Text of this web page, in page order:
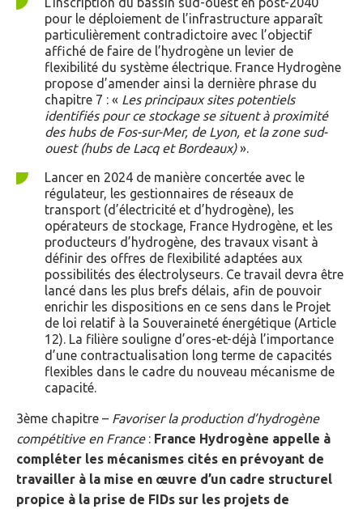
pour le déploiement de l’infrastructure apparaît
particulièrement contradictoire avec l’objectif
affiché de faire de l’hydrogène un levier de
flexibilité du système électrique. France Hydrogène
propose d’amender ainsi la dernière phrase du
chapitre 7 : « Les principaux sites potentiels
identifiés pour ce stockage se situent à proximité
des hubs de Fos-sur-Mer, de Lyon, et la zone sud-
ouest (hubs de Lacq et Bordeaux)».
Lancer en 2024 de manière concertée avec le
régulateur, les gestionnaires de réseaux de
transport (d’électricité et d’hydrogène), les
opérateurs de stockage, France Hydrogène, et les
producteurs d’hydrogène, des travaux visant à
définir des offres de flexibilité adaptées aux
possibilités des électrolyseurs. Ce travail devra être
lancé dans les plus brefs délais, afin de pouvoir
enrichir les dispositions en ce sens dans le Projet
de loi relatif à la Souveraineté énergétique (Article
12). La filière souligne d’ores-et-déjà l’importance
d’une contractualisation long terme de capacités
flexibles dans le cadre du nouveau mécanisme de
capacité.
3ème chapitre – Favoriser la production d’hydrogène
compétitive en France: France Hydrogène appelle à
compléter les mécanismes cités en prévoyant de
travailler à la mise en œuvre d’un cadre structurel
propice à la prise de FIDs sur les projets de